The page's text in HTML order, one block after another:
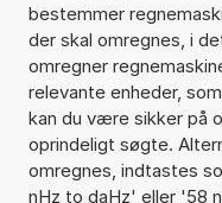
bestemmer
der skal omregnes, i
omregner
relevante enheder,
kan du være sikker på
oprindeligt søgte.
omregnes, indtastes
nHz to daHz' eller '58